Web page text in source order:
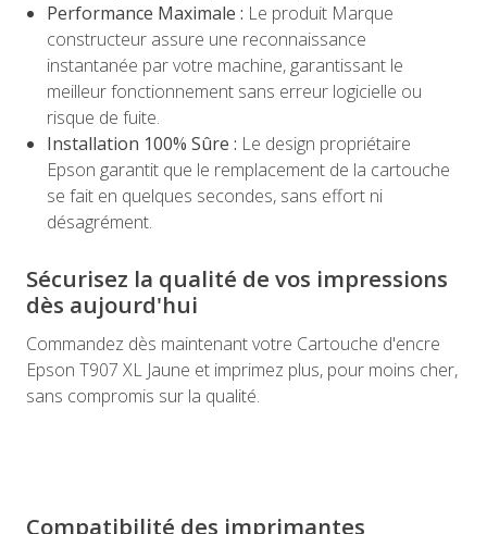
Performance Maximale : Le produit Marque
constructeur assure une reconnaissance
instantanée par votre machine, garantissant le
meilleur fonctionnement sans erreur logicielle ou
risque de fuite.
Installation 100% Sûre : Le design propriétaire
Epson garantit que le remplacement de la cartouche
se fait en quelques secondes, sans effort ni
désagrément.
Sécurisez la qualité de vos impressions
dès aujourd'hui
Commandez dès maintenant votre Cartouche d'encre
Epson T907 XL Jaune et imprimez plus, pour moins cher,
sans compromis sur la qualité.
Compatibilité des imprimantes